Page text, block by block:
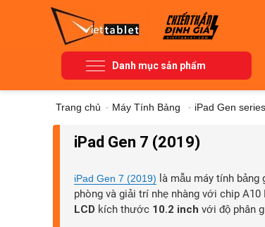
Danh mục sản phẩm
Trang chủ - Máy Tính Bảng - iPad Gen series
iPad Gen 7 (2019)
iPad Gen 7 (2019) là mẫu máy tính
phòng và giải trí nhẹ nhàng với chip
LCD kích thước 10.2 inch với độ phân